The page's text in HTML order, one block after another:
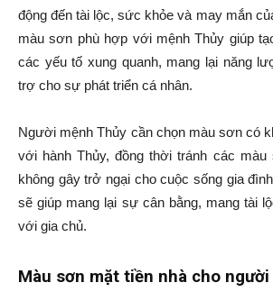
động đến tài lộc, sức khỏe và may mắn
màu sơn phù hợp với mệnh Thủy giúp
các yếu tố xung quanh, mang lại năng
trợ cho sự phát triển cá nhân.
Người mệnh Thủy cần chọn màu sơn có
với hành Thủy, đồng thời tránh các màu
không gây trở ngại cho cuộc sống gia
sẽ giúp mang lại sự cân bằng, mang tài
với gia chủ.
Màu sơn mặt tiền nhà cho